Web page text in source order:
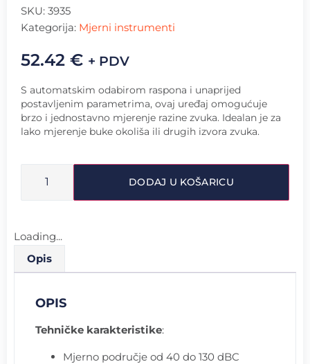
SKU: 3935
Kategorija: Mjerni instrumenti
52.42 € + PDV
S automatskim odabirom raspona i unaprijed
postavljenim parametrima, ovaj uređaj omogućuje
brzo i jednostavno mjerenje razine zvuka. Idealan je za
lako mjerenje buke okoliša ili drugih izvora zvuka.
DODAJ U KOŠARICU
Loading...
Opis
OPIS
Tehničke karakteristike:
Mjerno područje od 40 do 130 dBC